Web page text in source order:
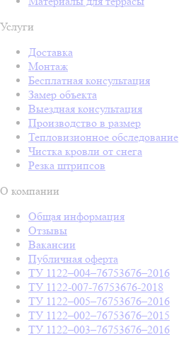
Услуги
Доставка
Монтаж
Бесплатная консультация
Замер объекта
Выездная консультация
Производство в размер
Тепловизионное обследование
Чистка кровли от снега
Резка штрипсов
О компании
Общая информация
Отзывы
Вакансии
Публичная оферта
ТУ 1122–004–76753676–2016
ТУ 1122-007-76753676-2018
ТУ 1122–005–76753676–2016
ТУ 1122–002–76753676–2015
ТУ 1122–003–76753676–2016